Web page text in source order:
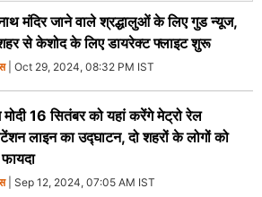
मंदिर जाने वाले श्रद्धालुओं के लिए गुड न्यूज,
से केशोद के लिए डायरेक्ट फ्लाइट शुरू
| Oct 29, 2024, 08:32 PM IST
मोदी 16 सितंबर को यहां करेंगे मेट्रो रेल
लाइन का उद्घाटन, दो शहरों के लोगों को
फायदा
| Sep 12, 2024, 07:05 AM IST